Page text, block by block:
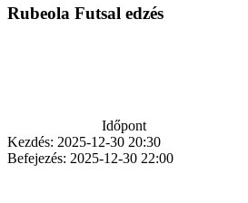
Rubeola Futsal edzés
Időpont
Kezdés: 2025-12-30 20:30
Befejezés: 2025-12-30 22:00